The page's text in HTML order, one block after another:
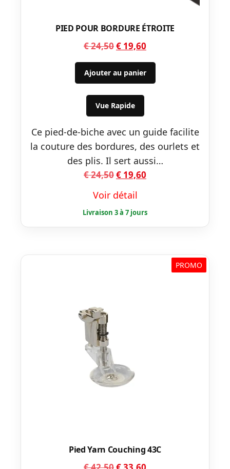
PIED POUR BORDURE ÉTROITE
€24,50Le
initial
était :
€ 24,50.
€ 19,60
actuel
est :
Ajouter au panier
Vue Rapide
Ce pied-de-biche avec un guide facilite
la couture des bordures, des ourlets et
des plis. Il sert aussi…
€24,50Le
initial
était :
€ 24,50.
€ 19,60
est :
€ 19,60.
Voir détail
PROMO
Pied Yarn Couching 43C